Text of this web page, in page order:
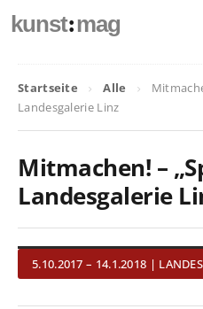
kunst:mag
Startseite Alle
Landesgalerie Linz
Mitmachen! –
Landesgalerie
5.10.2017 – 14.1.2018 |